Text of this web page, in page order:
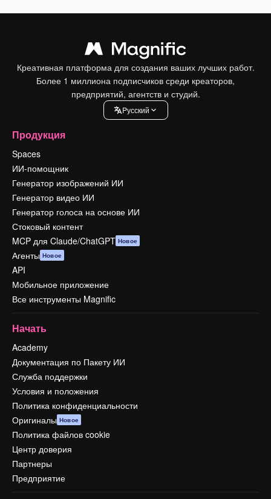
Креативная платформа для создания ваших лучших работ.
Более 1 миллиона подписчиков среди креаторов,
предприятий, агентств и студий.
Pусский
Продукция
Spaces
ИИ-помощник
Генератор изображений ИИ
Генератор видео ИИ
Генератор голоса на основе ИИ
Стоковый контент
MCP для Claude/ChatGPT Новое
Агенты Новое
API
Мобильное приложение
Все инструменты Magnific
Начать
Academy
Документация по Пакету ИИ
Служба поддержки
Условия и положения
Политика конфиденциальности
Оригиналы Новое
Политика файлов cookie
Центр доверия
Партнеры
Предприятие